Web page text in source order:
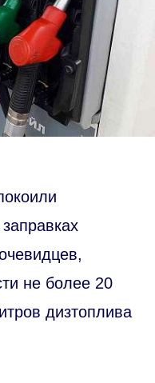
не более 20
дизтоплива